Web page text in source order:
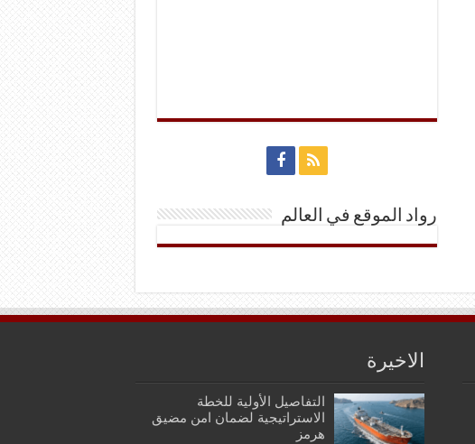
رواد الموقع في العالم
الاخيرة
التفاصيل الأولية للخطة
الاستراتيجية لضمان امن مضيق
هرمز